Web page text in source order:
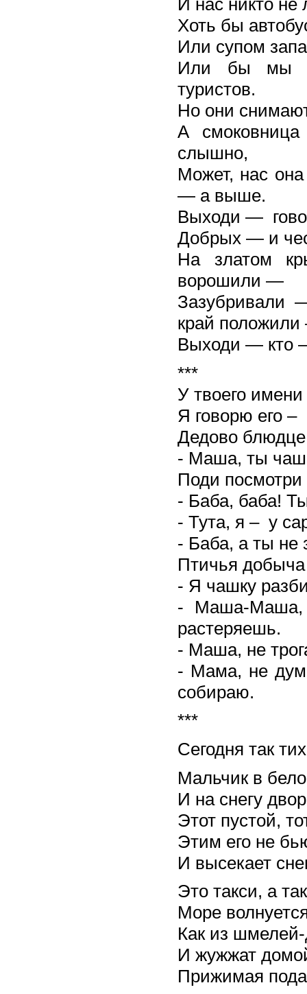
И нас никто не
Хоть бы
Или супом
Или бы мы
туристов.
Но они
А
слышно,
Может, нас
— а выше.
Выходи —
Добрых — и
На златом
ворошили —
Зазубривали
край
Выходи — кто
***
У твоего
Я говорю его –
Дедово блюдце
- Маша, ты
Поди
- Баба, баба!
- Тута, я – у
- Баба, а ты не
Птичья добыча
- Я чашку
- Маша-Маша,
растеряешь.
- Маша, не
- Мама, не
собираю.
***
Сегодня так
Мальчик в
И на снегу
Этот пустой,
Этим его не
И высекает
Это такси, а
Море
Как из
И жужжат
Прижимая